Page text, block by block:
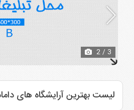
3/ 3
لیست بهترین آرایشگاه های داماد